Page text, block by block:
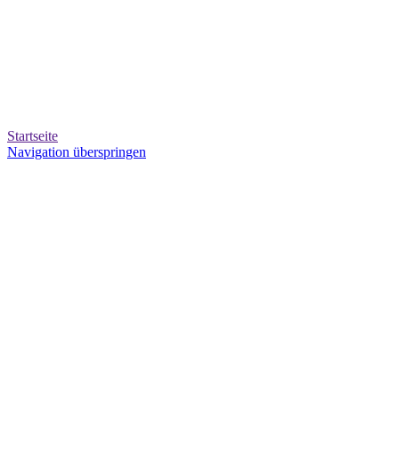
Startseite
Navigation überspringen